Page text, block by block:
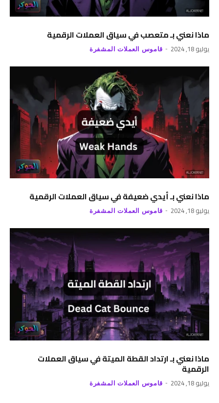
ماذا نعني بـ متعصب في سياق العملات الرقمية
يوليو 18, 2024 قاموس العملات المشفرة
ماذا نعني بـ أيدي ضعيفة في سياق العملات الرقمية
يوليو 18, 2024 قاموس العملات المشفرة
ماذا نعني بـ ارتداد القطة الميتة في سياق العملات
الرقمية
يوليو 18, 2024 قاموس العملات المشفرة